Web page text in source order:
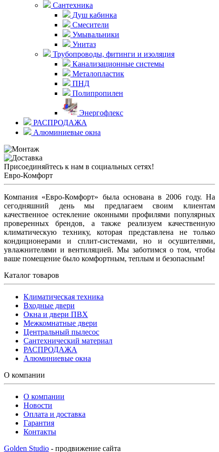
Сантехника
Душ кабинка
Смесители
Умывальники
Унитаз
Трубопроводы, фитинги и изоляция
Канализационные системы
Металопластик
ПНД
Полипропилен
Энергофлекс
РАСПРОДАЖА
Алюминиевые окна
Присоединяйтесь к нам в социальных сетях!
Евро-Комфорт
Компания «Евро-Комфорт» была основана в 2006 году. На
сегодняшний день мы предлагаем своим клиентам
качественное остекление оконными профилями популярных
проверенных брендов, а также реализуем качественную
климатическую технику, которая представлена не только
кондиционерами и сплит-системами, но и осушителями,
увлажнителями и вентиляцией. Мы заботимся о том, чтобы
ваше помещение было комфортным, теплым и безопасным!
Каталог товаров
Климатическая техника
Входные двери
Окна и двери ПВХ
Межкомнатные двери
Центральный пылесос
Сантехнический материал
РАСПРОДАЖА
Алюминиевые окна
О компании
О компании
Новости
Оплата и доставка
Гарантия
Контакты
Golden Studio - продвижение сайта